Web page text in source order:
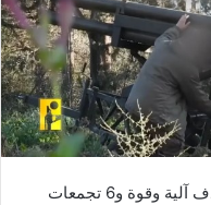
المقاومة اللبنانية تتصدى لتوغل وتستهدف آلية وقوة و6 تجمعات